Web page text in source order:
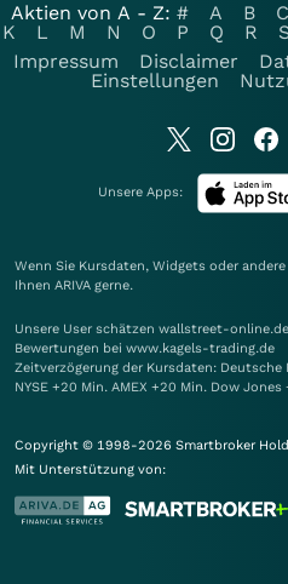
Aktien von A - Z: # A B C
K
L M N O P Q R
Impressum
Disclaimer
Einstellungen
Unsere Apps:
Wenn Sie Kursdaten, Widgets oder
Ihnen ARIVA gerne.
Unsere User schätzen wallstreet-
Bewertungen bei www.kagels-trading.de
Zeitverzögerung der Kursdaten: Deutsche
NYSE +20 Min. AMEX +20 Min. Dow
Copyright © 1998-2026 Smartbroker
Mit Unterstützung von: